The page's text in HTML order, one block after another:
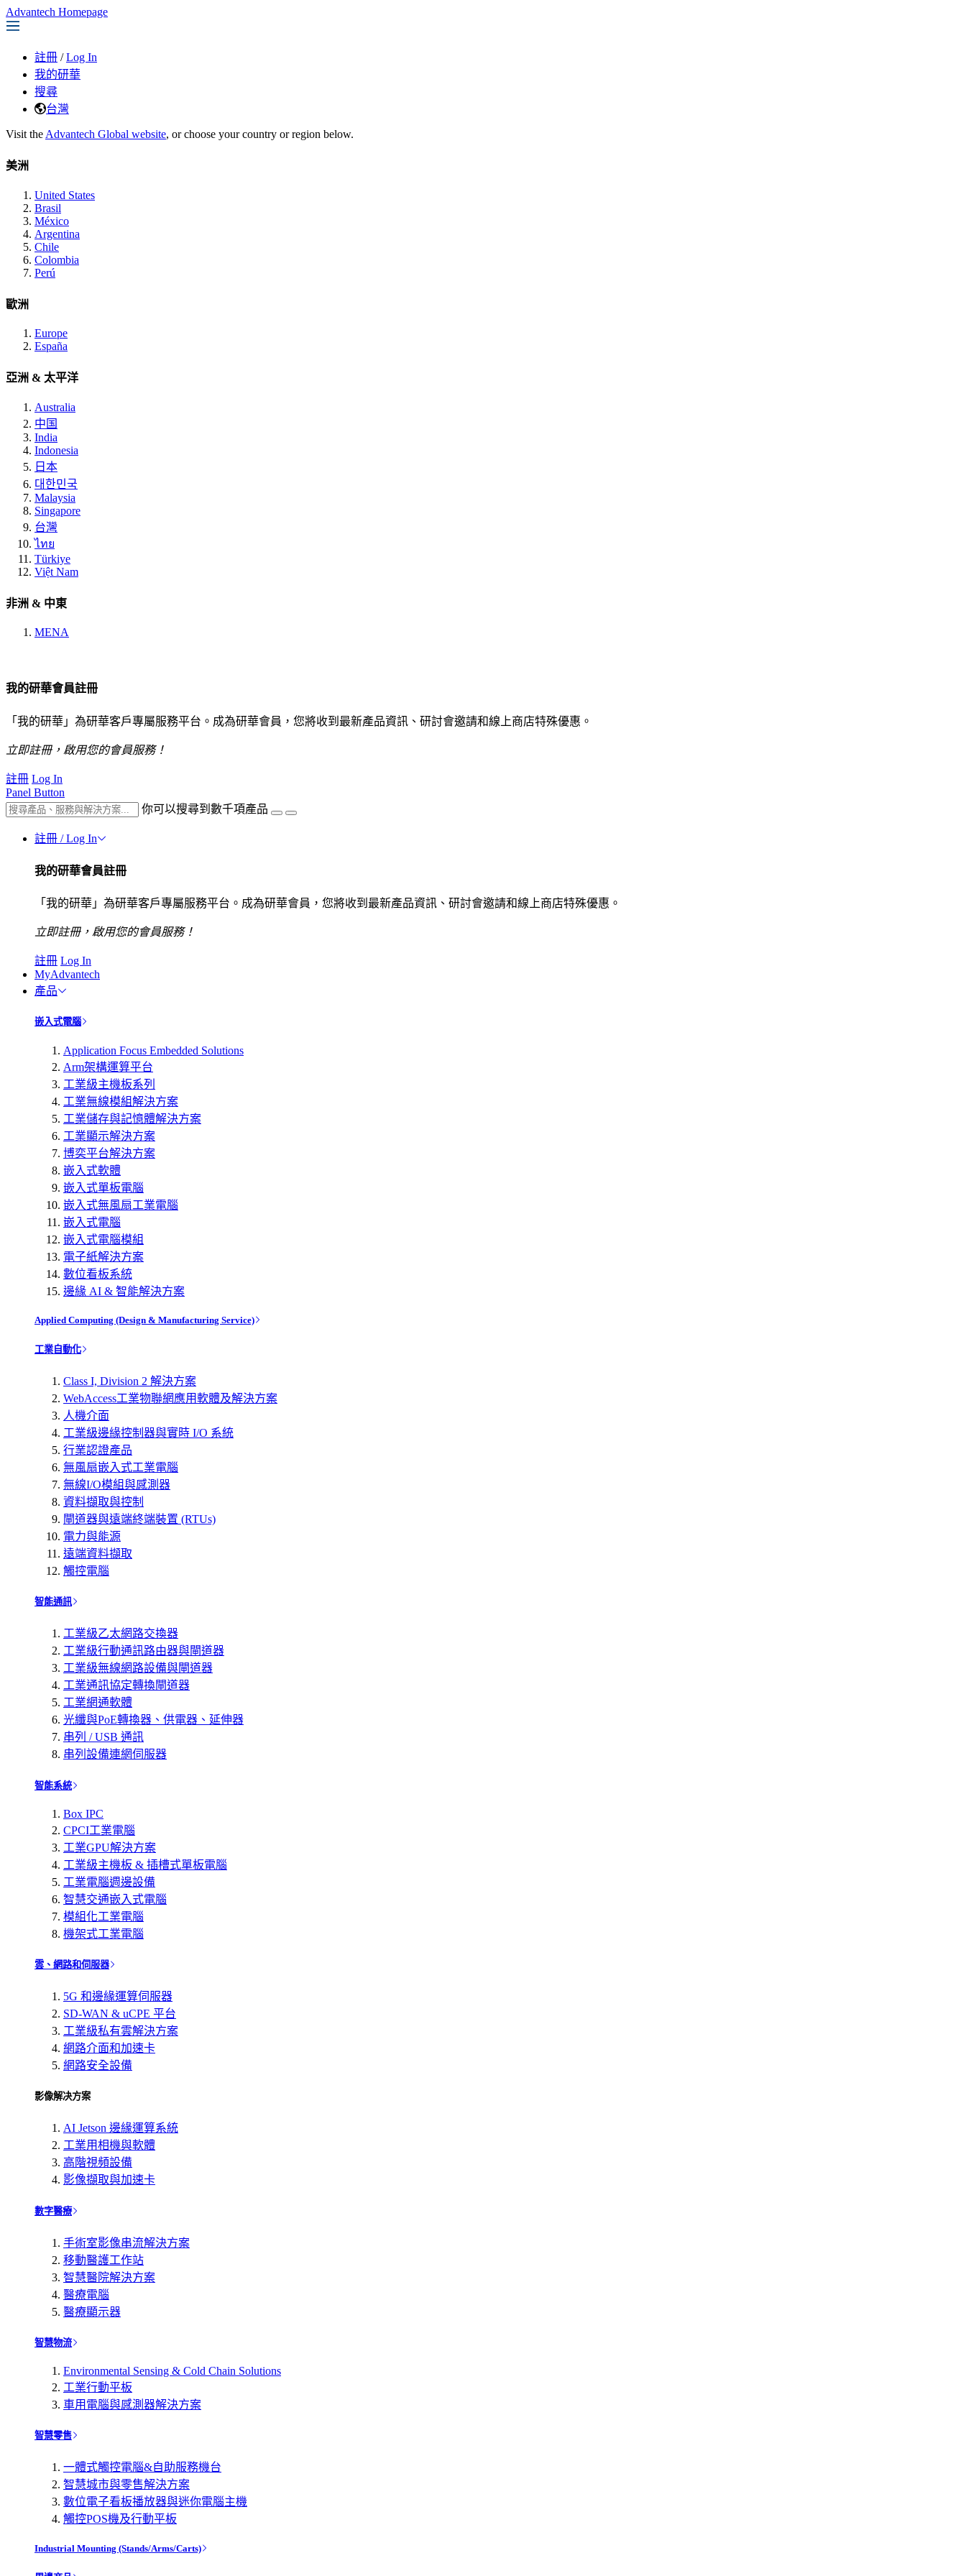
Advantech Homepage
註冊 / Log In
我的研華
搜尋
台灣
Visit the Advantech Global website, or choose your country or region below.
美洲
United States
Brasil
México
Argentina
Chile
Colombia
Perú
歐洲
Europe
España
亞洲 & 太平洋
Australia
中国
India
Indonesia
日本
대한민국
Malaysia
Singapore
台灣
ไทย
Türkiye
Việt Nam
非洲 & 中東
MENA
我的研華會員註冊
「我的研華」為研華客戶專屬服務平台。成為研華會員，您將收到最新產品資訊、研討會邀請和線上商店特殊優惠。
立即註冊，啟用您的會員服務！
註冊 Log In
Panel Button
你可以搜尋到數千項產品
註冊 / Log In
我的研華會員註冊
「我的研華」為研華客戶專屬服務平台。成為研華會員，您將收到最新產品資訊、研討會邀請和線上商店特殊優惠。
立即註冊，啟用您的會員服務！
註冊 Log In
MyAdvantech
產品
嵌入式電腦
Application Focus Embedded Solutions
Arm架構運算平台
工業級主機板系列
工業無線模組解決方案
工業儲存與記憶體解決方案
工業顯示解決方案
博奕平台解決方案
嵌入式軟體
嵌入式單板電腦
嵌入式無風扇工業電腦
嵌入式電腦
嵌入式電腦模組
電子紙解決方案
數位看板系統
邊緣 AI & 智能解決方案
Applied Computing (Design & Manufacturing Service)
工業自動化
Class I, Division 2 解決方案
WebAccess工業物聯網應用軟體及解決方案
人機介面
工業級邊緣控制器與實時 I/O 系統
行業認證產品
無風扇嵌入式工業電腦
無線I/O模組與感測器
資料擷取與控制
閘道器與遠端終端裝置 (RTUs)
電力與能源
遠端資料擷取
觸控電腦
智能通訊
工業級乙太網路交換器
工業級行動通訊路由器與閘道器
工業級無線網路設備與閘道器
工業通訊協定轉換閘道器
工業網通軟體
光纖與PoE轉換器、供電器、延伸器
串列 / USB 通訊
串列設備連網伺服器
智能系統
Box IPC
CPCI工業電腦
工業GPU解決方案
工業級主機板 & 插槽式單板電腦
工業電腦週邊設備
智慧交通嵌入式電腦
模組化工業電腦
機架式工業電腦
雲、網路和伺服器
5G 和邊緣運算伺服器
SD-WAN & uCPE 平台
工業級私有雲解決方案
網路介面和加速卡
網路安全設備
影像解决方案
AI Jetson 邊緣運算系統
工業用相機與軟體
高階視頻設備
影像擷取與加速卡
數字醫療
手術室影像串流解決方案
移動醫護工作站
智慧醫院解決方案
醫療電腦
醫療顯示器
智慧物流
Environmental Sensing & Cold Chain Solutions
工業行動平板
車用電腦與感測器解決方案
智慧零售
一體式觸控電腦&自助服務機台
智慧城市與零售解決方案
數位電子看板播放器與迷你電腦主機
觸控POS機及行動平板
Industrial Mounting (Stands/Arms/Carts)